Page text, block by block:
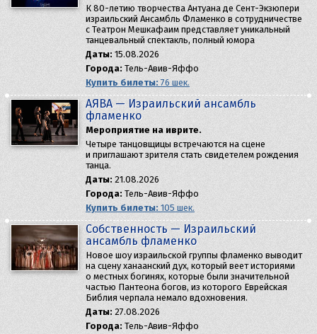
К 80-летию творчества Антуана де Сент-Экзюпери
израильский Ансамбль Фламенко в сотрудничестве
с Театрон Мешкафаим представляет уникальный
танцевальный спектакль, полный юмора
Даты: 15.08.2026
Города: Тель-Авив-Яффо
Купить билеты: 76 шек.
AЯBA — Израильский ансамбль
фламенко
Мероприятие на иврите.
Четыре танцовщицы встречаются на сцене
и приглашают зрителя стать свидетелем рождения
танца.
Даты: 21.08.2026
Города: Тель-Авив-Яффо
Купить билеты: 105 шек.
Собственность — Израильский
ансамбль фламенко
Новое шоу израильской группы фламенко выводит
на сцену ханаанский дух, который веет историями
о местных богинях, которые были значительной
частью Пантеона богов, из которого Еврейская
Библия черпала немало вдохновения.
Даты: 27.08.2026
Города: Тель-Авив-Яффо